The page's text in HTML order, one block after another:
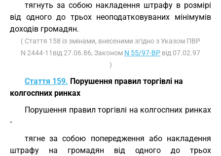
тягнуть за собою накладення штрафу в розмірі
від одного до трьох неоподатковуваних мінімумів
доходів громадян.
( Стаття 158 із змінами, внесеними згідно з Указом ПВР
N 2444-11від 27.06.86, Законом N 55/97-ВР від 07.02.97
)
Стаття 159. Порушення правил торгівлі на
колгоспних ринках
Порушення правил торгівлі на колгоспних ринках
-
тягне за собою попередження або накладення
штрафу на громадян від одного до трьох